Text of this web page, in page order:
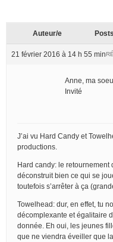
Auteur/e Posts
21 février 2016 à 14 h 55 min
Anne, ma
Invité
J’ai vu Hard Candy et
productions.
Hard candy: le retournement
déconstruit bien ce qui se
toutefois s’arrêter à ça
Towelhead: dur, en effet, tu
décomplexante et égalitaire
donnée. Eh oui, les jeunes
que ne viendra éveiller que